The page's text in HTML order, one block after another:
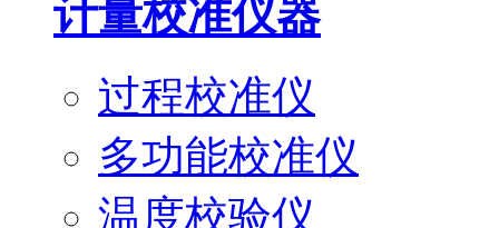
计量校准仪器
过程校准仪
多功能校准仪
温度校验仪